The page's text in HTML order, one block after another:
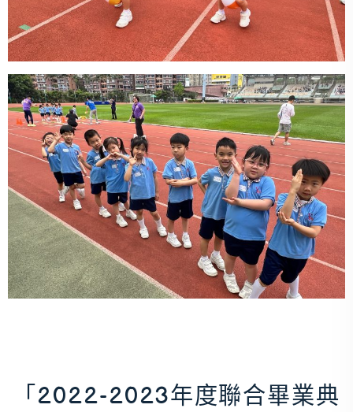
「2022-2023年度聯合畢業典